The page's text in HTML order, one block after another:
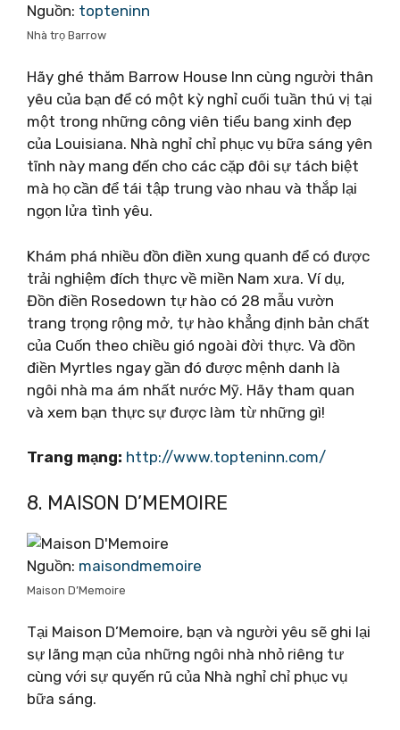
Nguồn: topteninn
Nhà trọ Barrow
Hãy ghé thăm Barrow House Inn cùng người thân
yêu của bạn để có một kỳ nghỉ cuối tuần thú vị tại
một trong những công viên tiểu bang xinh đẹp
của Louisiana. Nhà nghỉ chỉ phục vụ bữa sáng yên
tĩnh này mang đến cho các cặp đôi sự tách biệt
mà họ cần để tái tập trung vào nhau và thắp lại
ngọn lửa tình yêu.
Khám phá nhiều đồn điền xung quanh để có được
trải nghiệm đích thực về miền Nam xưa. Ví dụ,
Đồn điền Rosedown tự hào có 28 mẫu vườn
trang trọng rộng mở, tự hào khẳng định bản chất
của Cuốn theo chiều gió ngoài đời thực. Và đồn
điền Myrtles ngay gần đó được mệnh danh là
ngôi nhà ma ám nhất nước Mỹ. Hãy tham quan
và xem bạn thực sự được làm từ những gì!
Trang mạng: http://www.topteninn.com/
8. MAISON D’MEMOIRE
Nguồn: maisondmemoire
Maison D’Memoire
Tại Maison D’Memoire, bạn và người yêu sẽ ghi lại
sự lãng mạn của những ngôi nhà nhỏ riêng tư
cùng với sự quyến rũ của Nhà nghỉ chỉ phục vụ
bữa sáng.